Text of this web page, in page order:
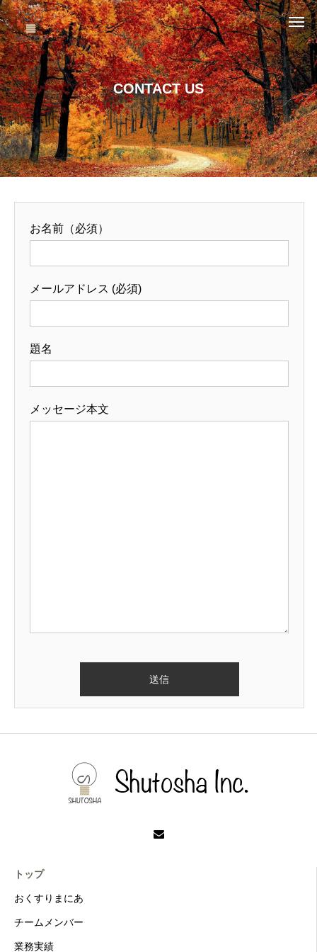
CONTACT US
お名前（必須）
メールアドレス (必須)
題名
メッセージ本文
トップ
おくすりまにあ
チームメンバー
業務実績